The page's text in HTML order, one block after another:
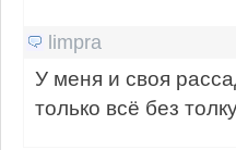
limpra
У меня и своя
только всё без